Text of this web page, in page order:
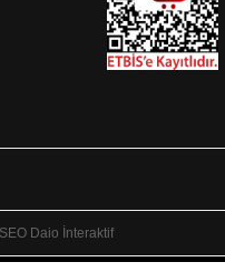
SEO Daio İnteraktif